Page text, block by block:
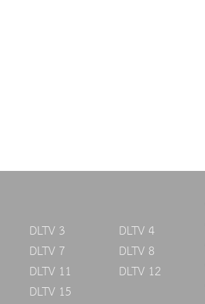
DLTV 3
DLTV 4
DLTV 7
DLTV 8
DLTV 11
DLTV 12
DLTV 15